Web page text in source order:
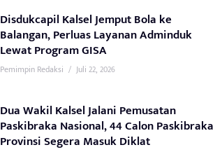
Disdukcapil Kalsel Jemput Bola ke
Balangan, Perluas Layanan Adminduk
Lewat Program GISA
Pemimpin Redaksi / Juli 22, 2026
Dua Wakil Kalsel Jalani Pemusatan
Paskibraka Nasional, 44 Calon Paskibraka
Provinsi Segera Masuk Diklat